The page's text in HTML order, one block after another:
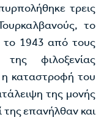
τρεις
το
το 1943 από τους
φιλοξενίας
καταστροφή του
της μονής
της επανήλθαν και